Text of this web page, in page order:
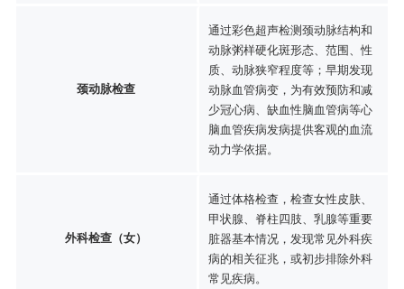
颈动脉检查
通过彩色超声检测颈动脉结构和
动脉粥样硬化斑形态、范围、性
质、动脉狭窄程度等；早期发现
动脉血管病变，为有效预防和减
少冠心病、缺血性脑血管病等心
脑血管疾病发病提供客观的血流
动力学依据。
外科检查（女）
通过体格检查，检查女性皮肤、
甲状腺、脊柱四肢、乳腺等重要
脏器基本情况，发现常见外科疾
病的相关征兆，或初步排除外科
常见疾病。